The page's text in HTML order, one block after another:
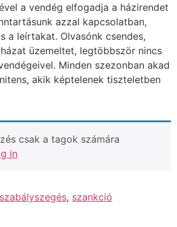
a vendég elfogadja a házirendet
azzal kapcsolatban,
a leírtakat. Olvasónk csendes,
üzemeltet, legtöbbször nincs
Minden szezonban akad
akik képtelenek tiszteletben
csak a tagok számára
in
szabályszegés, szankció